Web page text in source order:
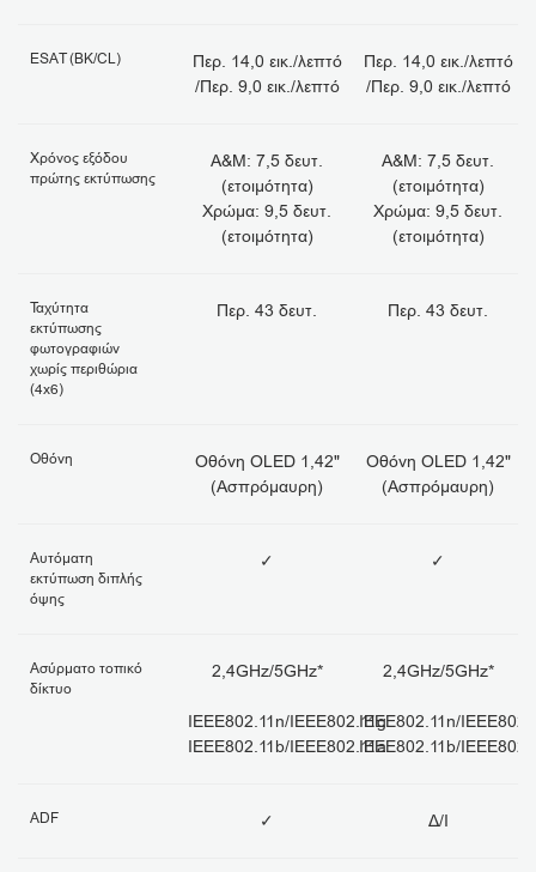
ESAT (BK/CL)
Περ. 14,0 εικ./λεπτό
/Περ. 9,0 εικ./λεπτό
Περ. 14,0 εικ./λεπτό
/Περ. 9,0 εικ./λεπτό
Χρόνος εξόδου
πρώτης εκτύπωσης
Α&Μ: 7,5 δευτ.
(ετοιμότητα)
Χρώμα: 9,5 δευτ.
(ετοιμότητα)
Α&Μ: 7,5 δευτ.
(ετοιμότητα)
Χρώμα: 9,5 δευτ.
(ετοιμότητα)
Ταχύτητα
εκτύπωσης
φωτογραφιών
χωρίς περιθώρια
(4x6)
Περ. 43 δευτ. Περ. 43 δευτ.
Οθόνη
Οθόνη OLED 1,42"
(Ασπρόμαυρη)
Οθόνη OLED 1,42"
(Ασπρόμαυρη)
Αυτόματη
εκτύπωση διπλής
όψης
✓ ✓
Ασύρματο τοπικό
δίκτυο
2,4GHz/5GHz*
IEEE802.11n/IEEE802.11g
IEEE802.11b/IEEE802.11a
2,4GHz/5GHz*
IEEE802.11n/
IEEE802.11b/
ADF ✓ Δ/Ι